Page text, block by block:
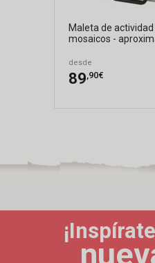
Maleta de actividad
mosaicos -
desde
89,90€